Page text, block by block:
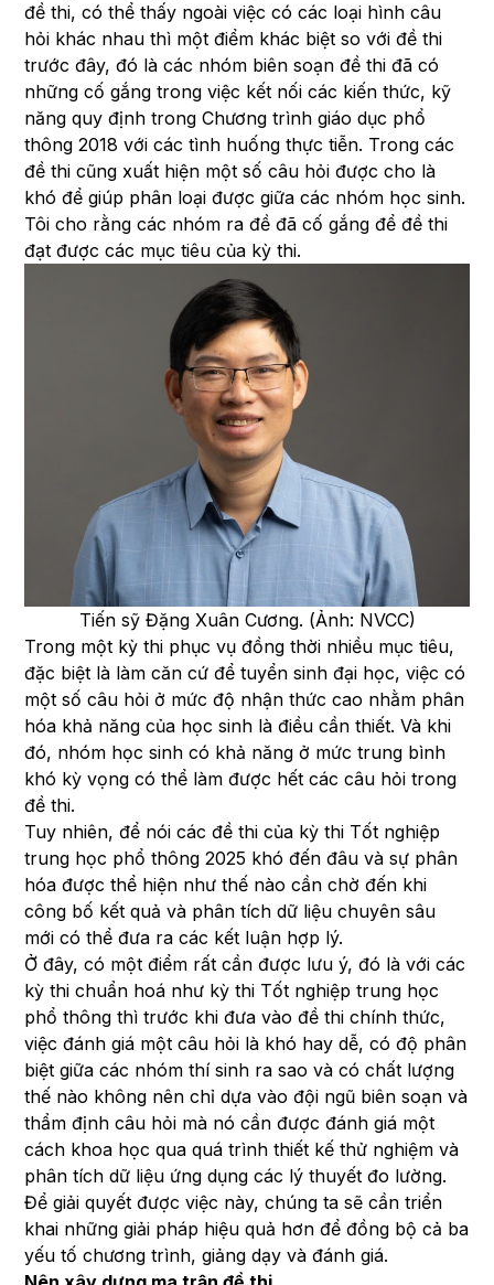
đề thi, có thể thấy ngoài việc có các loại hình câu
hỏi khác nhau thì một điểm khác biệt so với đề thi
trước đây, đó là các nhóm biên soạn đề thi đã có
những cố gắng trong việc kết nối các kiến thức, kỹ
năng quy định trong Chương trình giáo dục phổ
thông 2018 với các tình huống thực tiễn. Trong các
đề thi cũng xuất hiện một số câu hỏi được cho là
khó để giúp phân loại được giữa các nhóm học sinh.
Tôi cho rằng các nhóm ra đề đã cố gắng để đề thi
đạt được các mục tiêu của kỳ thi.
Tiến sỹ Đặng Xuân Cương. (Ảnh: NVCC)
Trong một kỳ thi phục vụ đồng thời nhiều mục tiêu,
đặc biệt là làm căn cứ để tuyển sinh đại học, việc có
một số câu hỏi ở mức độ nhận thức cao nhằm phân
hóa khả năng của học sinh là điều cần thiết. Và khi
đó, nhóm học sinh có khả năng ở mức trung bình
khó kỳ vọng có thể làm được hết các câu hỏi trong
đề thi.
Tuy nhiên, để nói các đề thi của kỳ thi Tốt nghiệp
trung học phổ thông 2025 khó đến đâu và sự phân
hóa được thể hiện như thế nào cần chờ đến khi
công bố kết quả và phân tích dữ liệu chuyên sâu
mới có thể đưa ra các kết luận hợp lý.
Ở đây, có một điểm rất cần được lưu ý, đó là với các
kỳ thi chuẩn hoá như kỳ thi Tốt nghiệp trung học
phổ thông thì trước khi đưa vào đề thi chính thức,
việc đánh giá một câu hỏi là khó hay dễ, có độ phân
biệt giữa các nhóm thí sinh ra sao và có chất lượng
thế nào không nên chỉ dựa vào đội ngũ biên soạn và
thẩm định câu hỏi mà nó cần được đánh giá một
cách khoa học qua quá trình thiết kế thử nghiệm và
phân tích dữ liệu ứng dụng các lý thuyết đo lường.
Để giải quyết được việc này, chúng ta sẽ cần triển
khai những giải pháp hiệu quả hơn để đồng bộ cả ba
yếu tố chương trình, giảng dạy và đánh giá.